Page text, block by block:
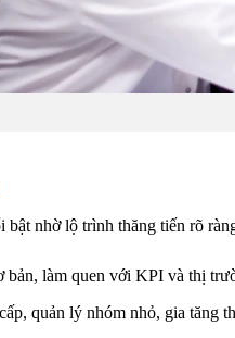
bật nhờ lộ trình thăng tiến rõ
bản, làm quen với KPI và thị
quản lý nhóm nhỏ, gia tăng